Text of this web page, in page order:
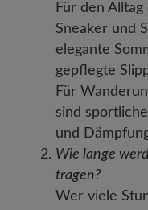
Für den
Sneaker und
elegante
gepflegte
Für
sind
und
Wie lange
tragen?
Wer viele